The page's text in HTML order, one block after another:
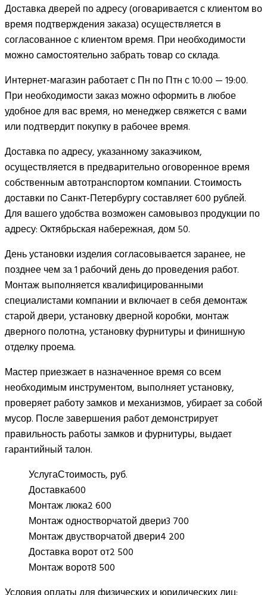
Доставка дверей по адресу (оговаривается с клиентом во
время подтверждения заказа) осуществляется в
согласованное с клиентом время. При необходимости
можно самостоятельно забрать товар со склада.
Интернет-магазин работает с Пн по Птн с 10:00 — 19:00.
При необходимости заказ можно оформить в любое
удобное для вас время, но менеджер свяжется с вами
или подтвердит покупку в рабочее время.
Доставка по адресу, указанному заказчиком,
осуществляется в предварительно оговоренное время
собственным автотранспортом компании. Стоимость
доставки по Санкт-Петербургу составляет 600 рублей.
Для вашего удобства возможен самовывоз продукции по
адресу: Октябрьская набережная, дом 50.
День установки изделия согласовывается заранее, не
позднее чем за 1 рабочий день до проведения работ.
Монтаж выполняется квалифицированными
специалистами компании и включает в себя демонтаж
старой двери, установку дверной коробки, монтаж
дверного полотна, установку фурнитуры и финишную
отделку проема.
Мастер приезжает в назначенное время со всем
необходимым инструментом, выполняет установку,
проверяет работу замков и механизмов, убирает за собой
мусор. После завершения работ демонстрирует
правильность работы замков и фурнитуры, выдает
гарантийный талон.
УслугаСтоимость, руб.
Доставка600
Монтаж люка2 600
Монтаж одностворчатой двери3 700
Монтаж двустворчатой двери4 200
Доставка ворот от2 500
Монтаж ворот8 500